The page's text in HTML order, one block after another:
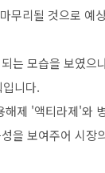
무리될 것으로 예
는 모습을 보였으
니다.
제 '액티라제'와
을 보여주어 시장